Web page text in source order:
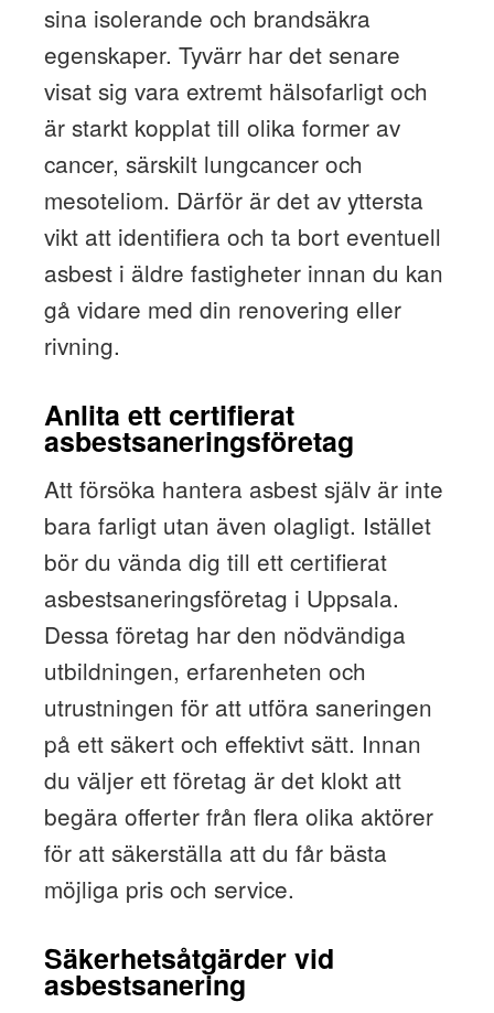
sina isolerande och brandsäkra
egenskaper. Tyvärr har det senare
visat sig vara extremt hälsofarligt och
är starkt kopplat till olika former av
cancer, särskilt lungcancer och
mesoteliom. Därför är det av yttersta
vikt att identifiera och ta bort eventuell
asbest i äldre fastigheter innan du kan
gå vidare med din renovering eller
rivning.
Anlita ett certifierat
asbestsaneringsföretag
Att försöka hantera asbest själv är inte
bara farligt utan även olagligt. Istället
bör du vända dig till ett certifierat
asbestsaneringsföretag i Uppsala.
Dessa företag har den nödvändiga
utbildningen, erfarenheten och
utrustningen för att utföra saneringen
på ett säkert och effektivt sätt. Innan
du väljer ett företag är det klokt att
begära offerter från flera olika aktörer
för att säkerställa att du får bästa
möjliga pris och service.
Säkerhetsåtgärder vid
asbestsanering